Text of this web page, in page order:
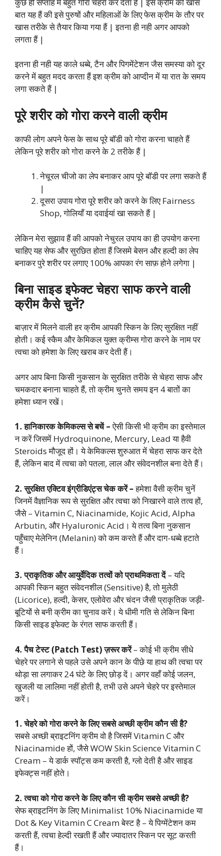
बात यह हैं की इसे पुरुषों और महिलाओं के लिए फेस क्रीम के तौर पर
खास तरीके से तैयार किया गया हैं | इतना ही नही अगर आपको
लगता हैं |
इतना ही नही यह काले धब्बे, टैन और पिगमेंटेशन जैस समस्या को दूर
करने में बहुत मदद करता हैं इश क्रीम को आप्दीन में या रात के समय
लगा सकते हैं |
पूरे शरीर को गोरा करने वाली क्रीम
काफी लोग अपने फेस के साथ पूरे बॉडी को गोरा करना चाहते हैं
लेकिन पूरे शरीर को गोरा करने के 2 तरीके हैं |
नेचूरल चीजो का लेप बनाकर आप पूरे बॉडी पर लगा सकते हैं
|
दूसरा उपाय गोरा पूरे शरीर को करने के लिए Fairness
Shop, गोलियाँ या दवाईयां खा सकते हैं |
लेकिन मेरा सुझाव हैं की आपको नेचुरल उपाय का ही उपयोग करना
चाहिए यह सेफ और सुरछित होता हैं जिसमे बेसन और हल्दी का लेप
बनाकर पुरे शरीर पर लगाए 100% आपका रंग साफ़ होने लगेगा |
बिना साइड इफेक्ट चेहरा साफ करने वाली
क्रीम कैसे चुनें?
बाज़ार में मिलने वाली हर क्रीम आपकी स्किन के लिए सुरक्षित नहीं
होती। कई स्कैम और केमिकल युक्त क्रीम्स गोरा करने के नाम पर
त्वचा को हमेशा के लिए खराब कर देती हैं।
अगर आप बिना किसी नुकसान के सुरक्षित तरीके से चेहरा साफ और
चमकदार बनाना चाहते हैं, तो क्रीम चुनते समय इन 4 बातों का
हमेशा ध्यान रखें।
1. हानिकारक केमिकल्स से बचें –ऐसी किसी भी क्रीम का इस्तेमाल
न करें जिसमें Hydroquinone, Mercury, Lead या हैवी
Steroids मौजूद हों। ये केमिकल्स शुरुआत में चेहरा साफ कर देते
हैं, लेकिन बाद में त्वचा को पतला, लाल और संवेदनशील बना देते हैं।
2. सुरक्षित एक्टिव इंग्रीडिएंट्सचेक करें –हमेशा वैसी क्रीम चुनें
जिनमें वैज्ञानिक रूप से सुरक्षित और त्वचा को निखारने वाले तत्व हों,
जैसे – Vitamin C, Niacinamide, Kojic Acid, Alpha
Arbutin, और Hyaluronic Acid। ये तत्व बिना नुकसान
पहुँचाए मेलेनिन (Melanin) को कम करते हैं और दाग-धब्बे हटाते
हैं।
3. प्राकृतिक और आयुर्वेदिक तत्वों को प्राथमिकता दें– यदि
आपकी स्किन बहुत संवेदनशील (Sensitive) है, तो मुलेठी
(Licorice), हल्दी, केसर, एलोवेरा और चंदन जैसी प्राकृतिक जड़ी-
बूटियों से बनी क्रीम का चुनाव करें। ये धीमी गति से लेकिन बिना
किसी साइड इफेक्ट के रंगत साफ करती हैं।
4. पैच टेस्ट (Patch Test) ज़रूर करें– कोई भी क्रीम सीधे
चेहरे पर लगाने से पहले उसे अपने कान के पीछे या हाथ की त्वचा पर
थोड़ा सा लगाकर 24 घंटे के लिए छोड़ दें। अगर वहाँ कोई जलन,
खुजली या लालिमा नहीं होती है, तभी उसे अपने चेहरे पर इस्तेमाल
करें।
1.चेहरे को गोरा करने के लिए सबसे अच्छी क्रीम कौन सी है?
सबसे अच्छी ब्राइटनिंग क्रीम वो है जिसमें Vitamin C और
Niacinamide हों, जैसे WOW Skin Science Vitamin C
Cream – ये डार्क स्पॉट्स कम करती है, ग्लो देती है और साइड
इफेक्ट्स नहीं होते।
2.त्वचा को गोरा करने के लिए कौन सी क्रीम सबसे अच्छी है?
सेफ ब्राइटनिंग के लिए Minimalist 10% Niacinamide या
Dot & Key Vitamin C Cream बेस्ट है – ये पिग्मेंटेशन कम
करती हैं, त्वचा हेल्दी रखती हैं और ज्यादातर स्किन पर सूट करती
हैं।